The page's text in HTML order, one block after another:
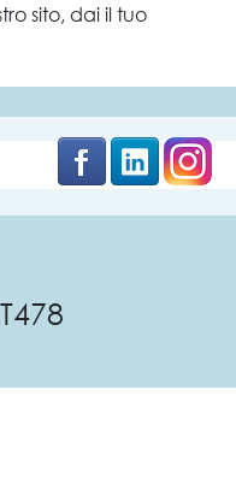
sito, dai il tuo